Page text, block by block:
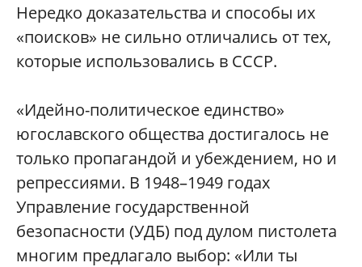
Нередко доказательства и способы их
«поисков» не сильно отличались от тех,
которые использовались в СССР.
«Идейно-политическое единство»
югославского общества достигалось не
только пропагандой и убеждением, но и
репрессиями. В 1948–1949 годах
Управление государственной
безопасности (УДБ) под дулом пистолета
многим предлагало выбор: «Или ты